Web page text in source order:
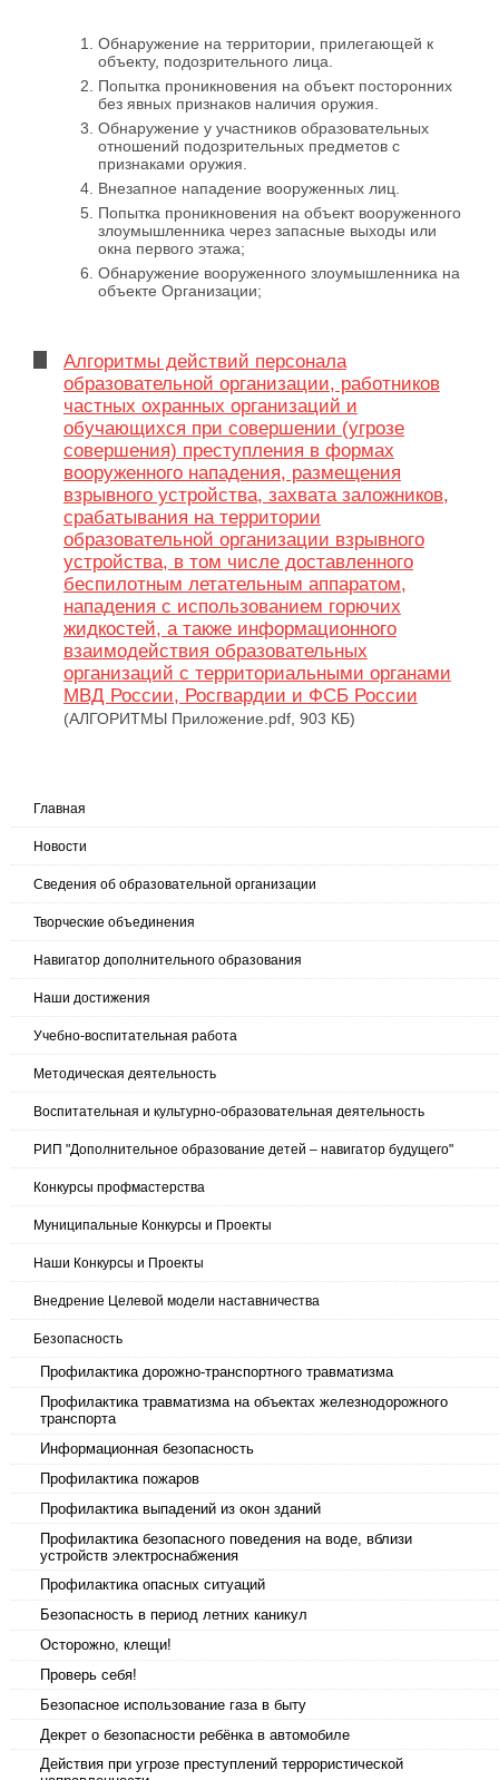
Обнаружение на территории, прилегающей к
объекту, подозрительного лица.
Попытка проникновения на объект посторонних
без явных признаков наличия оружия.
Обнаружение у участников образовательных
отношений подозрительных предметов с
признаками оружия.
Внезапное нападение вооруженных лиц.
Попытка проникновения на объект вооруженного
злоумышленника через запасные выходы или
окна первого этажа;
Обнаружение вооруженного злоумышленника на
объекте Организации;
Алгоритмы действий персонала
образовательной организации, работников
частных охранных организаций и
обучающихся при совершении (угрозе
совершения) преступления в формах
вооруженного нападения, размещения
взрывного устройства, захвата заложников,
срабатывания на территории
образовательной организации взрывного
устройства, в том числе доставленного
беспилотным летательным аппаратом,
нападения с использованием горючих
жидкостей, а также информационного
взаимодействия образовательных
организаций с территориальными органами
МВД России, Росгвардии и ФСБ России
(АЛГОРИТМЫ Приложение.pdf, 903 КБ)
Главная
Новости
Сведения об образовательной организации
Творческие объединения
Навигатор дополнительного образования
Наши достижения
Учебно-воспитательная работа
Методическая деятельность
Воспитательная и культурно-образовательная деятельность
РИП "Дополнительное образование детей – навигатор будущего"
Конкурсы профмастерства
Муниципальные Конкурсы и Проекты
Наши Конкурсы и Проекты
Внедрение Целевой модели наставничества
Безопасность
Профилактика дорожно-транспортного травматизма
Профилактика травматизма на объектах железнодорожного
транспорта
Информационная безопасность
Профилактика пожаров
Профилактика выпадений из окон зданий
Профилактика безопасного поведения на воде, вблизи
устройств электроснабжения
Профилактика опасных ситуаций
Безопасность в период летних каникул
Осторожно, клещи!
Проверь себя!
Безопасное использование газа в быту
Декрет о безопасности ребёнка в автомобиле
Действия при угрозе преступлений террористической